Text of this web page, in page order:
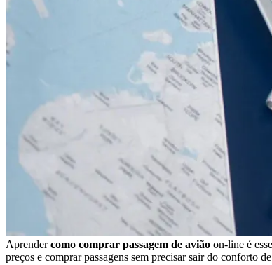
Aprendercomo comprar passagem de avião on-line é
preços e comprar passagens sem precisar sair do conforto de